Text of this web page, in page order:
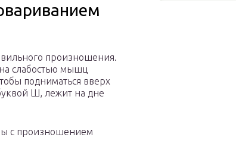
произношения.
слабостью мышц
подниматься вверх
Ш, лежит на дне
с произношением